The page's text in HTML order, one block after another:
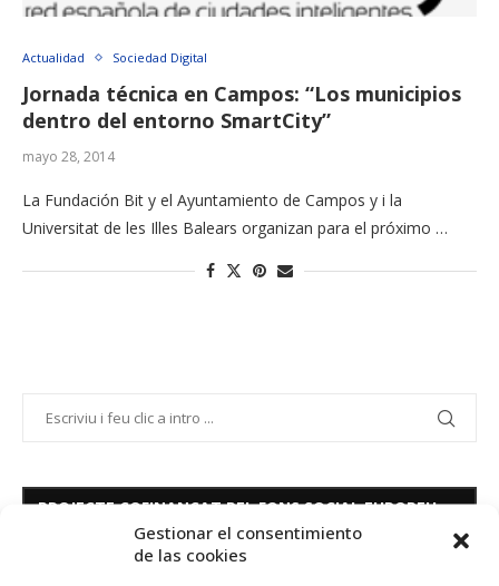
Gestionar el consentimiento
de las cookies
Actualidad Sociedad Digital
Jornada técnica en Campos: “Los municipios
dentro del entorno SmartCity”
mayo 28, 2014
La Fundación Bit y el Ayuntamiento de Campos y i la
Universitat de les Illes Balears organizan para el próximo …
PROJECTE COFINANÇAT PEL FONS SOCIAL EUROPEU